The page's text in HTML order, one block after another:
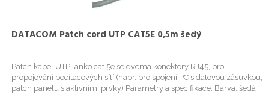
DATACOM Patch cord UTP CAT5E 0,5m šedý
Patch kabel UTP lanko cat.5e se dvema konektory RJ45, pro
propojování pocítacových sítí (napr. pro spojení PC s datovou zásuvkou,
patch panelu s aktivními prvky) Parametry a specifikace: Barva: šedá